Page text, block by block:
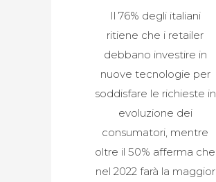
Il 76% degli italiani
ritiene che i retailer
debbano investire in
nuove tecnologie per
soddisfare le richieste in
evoluzione dei
consumatori, mentre
oltre il 50% afferma che
nel 2022 farà la maggior